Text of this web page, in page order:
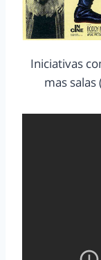
Iniciativas
mas